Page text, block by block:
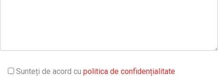
Sunteți de acord cu politica de confidențialitate